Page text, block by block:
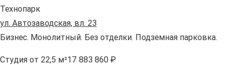
Технопарк
ул. Автозаводская, вл. 23
Бизнес. Монолитный. Без отделки. Подземная парковка.
Студия от 22,5 м²17 883 860 ₽